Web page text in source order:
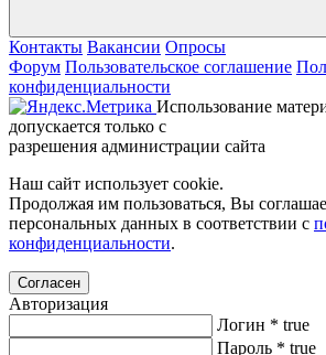
Контакты Вакансии Опросы
Форум Пользовательское соглашение
конфиденциальности
Использование
допускается только с
разрешения администрации сайта
Наш сайт использует cookie.
Продолжая им пользоваться, Вы
персональных данных в соответствии с
конфиденциальности.
Согласен
Авторизация
Логин * true
Пароль * true